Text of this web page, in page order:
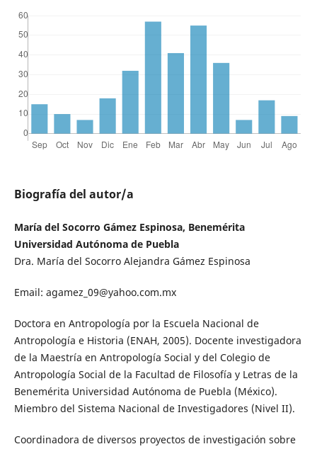
Biografía del autor/a
María del Socorro Gámez Espinosa, Benemérita
Universidad Autónoma de Puebla
Dra. María del Socorro Alejandra Gámez Espinosa
Email: agamez_09@yahoo.com.mx
Doctora en Antropología por la Escuela Nacional de
Antropología e Historia (ENAH, 2005). Docente investigadora
de la Maestría en Antropología Social y del Colegio de
Antropología Social de la Facultad de Filosofía y Letras de la
Benemérita Universidad Autónoma de Puebla (México).
Miembro del Sistema Nacional de Investigadores (Nivel II).
Coordinadora de diversos proyectos de investigación sobre